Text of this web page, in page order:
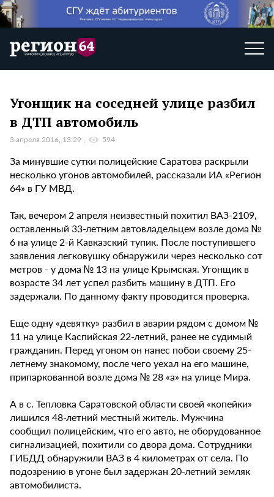
Угонщик на соседней улице разбил
в ДТП автомобиль
3 апреля 2016, 13:29 594
За минувшие сутки полицейские Саратова раскрыли
несколько угонов автомобилей, рассказали ИА «Регион
64» в ГУ МВД.
Так, вечером 2 апреля неизвестный похитил ВАЗ-2109,
оставленный 33-летним автовладельцем возле дома №
6 на улице 2-й Кавказский тупик. После поступившего
заявления легковушку обнаружили через несколько сот
метров - у дома № 13 на улице Крымская. Угонщик в
возрасте 34 лет успел разбить машину в ДТП. Его
задержали. По данному факту проводится проверка.
Еще одну «девятку» разбил в аварии рядом с домом №
11 на улице Каспийская 22-летний, ранее не судимый
гражданин. Перед угоном он нанес побои своему 25-
летнему знакомому, после чего уехал на его машине,
припаркованной возле дома № 28 «а» на улице Мира.
А в с. Тепловка Саратовской области своей «копейки»
лишился 48-летний местный житель. Мужчина
сообщил полицейским, что его авто, не оборудованное
сигнализацией, похитили со двора дома. Сотрудники
ГИБДД обнаружили ВАЗ в 4 километрах от села. По
подозрению в угоне был задержан 20-летний земляк
автомобилиста.